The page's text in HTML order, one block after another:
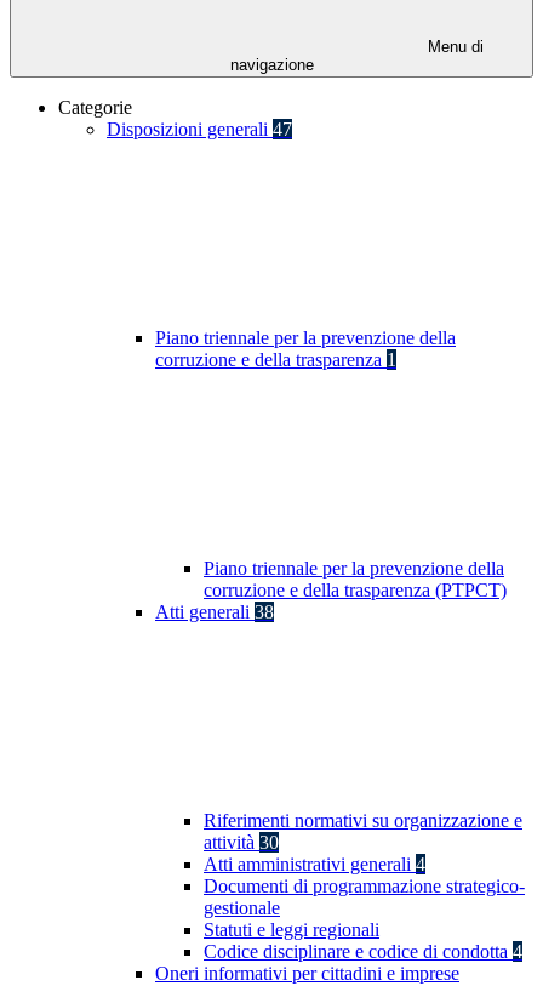
Menu di
navigazione
Categorie
Disposizioni generali 47
Piano triennale per la prevenzione della
corruzione e della trasparenza 1
Piano triennale per la prevenzione della
corruzione e della trasparenza (PTPCT)
Atti generali 38
Riferimenti normativi su organizzazione e
attività 30
Atti amministrativi generali 4
Documenti di programmazione strategico-
gestionale
Statuti e leggi regionali
Codice disciplinare e codice di condotta 4
Oneri informativi per cittadini e imprese